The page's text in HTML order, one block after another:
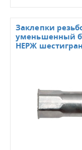
Заклепки
уменьшенный
НЕРЖ